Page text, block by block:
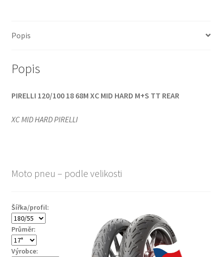
Popis
Popis
PIRELLI 120/100 18 68M XC MID HARD M+S TT REAR
XC MID HARD PIRELLI
Moto pneu – podle velikosti
Šířka/profil:
Průměr:
Výrobce: